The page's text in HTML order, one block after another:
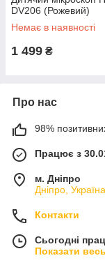
DV206 (Рожевий)
Немає в наявності
1 499 ₴
Про нас
98%
Працює з
м. Дніпро
Дніпро, Україна
Контакти
Сьогодні
Показати